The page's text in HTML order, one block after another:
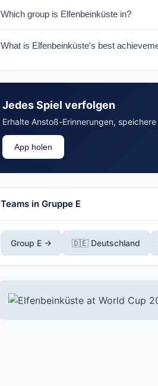
Which group is Elfenbeinküste in?
What is Elfenbeinküste's best
Jedes Spiel verfolgen
Erhalte Anstoß-Erinnerungen,
App holen
Teams in Gruppe E
Group E → 🇩🇪 Deutschland